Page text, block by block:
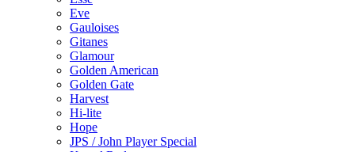
Eve
Gauloises
Gitanes
Glamour
Golden American
Golden Gate
Harvest
Hi-lite
Hope
JPS / John Player Special